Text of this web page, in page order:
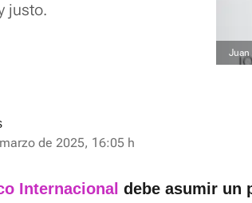
justo.
Juan
de 2025, 16:05 h
Internacional debe asumir un